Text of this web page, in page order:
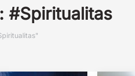
#Spiritualitas